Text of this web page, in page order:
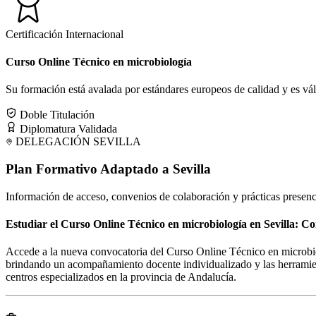
Certificación Internacional
Curso Online Técnico en microbiología
Su formación está avalada por estándares europeos de calidad y es
Doble Titulación
Diplomatura Validada
DELEGACIÓN SEVILLA
Plan Formativo Adaptado a Sevilla
Información de acceso, convenios de colaboración y prácticas
Estudiar el Curso Online Técnico en microbiología en Sevilla:
Accede a la nueva convocatoria del Curso Online Técnico en
brindando un acompañamiento docente individualizado y las
centros especializados en la provincia de Andalucía.